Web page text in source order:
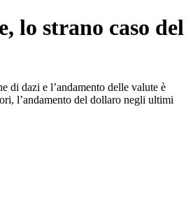
lo strano caso del
di dazi e l’andamento delle valute è
l’andamento del dollaro negli ultimi